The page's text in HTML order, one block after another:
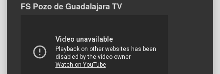
FS Pozo de Guadalajara TV